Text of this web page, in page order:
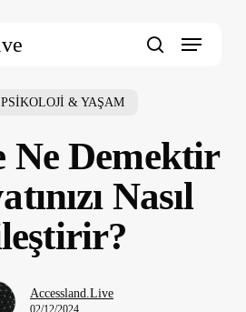
Menu
& YAŞAM
Ne Demektir
Nasıl
Accessland.Live